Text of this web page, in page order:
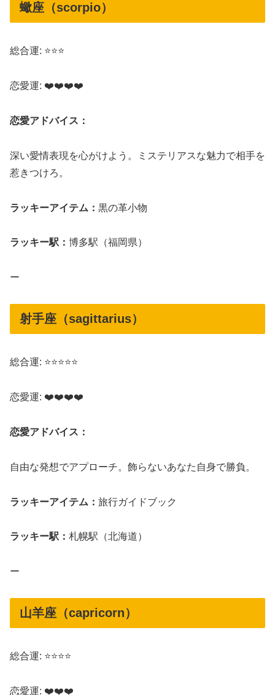
蠍座（scorpio）
総合運: ⭐⭐⭐
恋愛運: ❤️❤️❤️❤️
恋愛アドバイス：
深い愛情表現を心がけよう。ミステリアスな魅力で相手を
惹きつけろ。
ラッキーアイテム： 黒の革小物
ラッキー駅： 博多駅（福岡県）
ー
射手座（sagittarius）
総合運: ⭐⭐⭐⭐⭐
恋愛運: ❤️❤️❤️❤️
恋愛アドバイス：
自由な発想でアプローチ。飾らないあなた自身で勝負。
ラッキーアイテム： 旅行ガイドブック
ラッキー駅： 札幌駅（北海道）
ー
山羊座（capricorn）
総合運: ⭐⭐⭐⭐
恋愛運: ❤️❤️❤️